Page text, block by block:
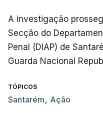
A investigação
Secção do
Penal (DIAP) de
Guarda Nacional
TÓPICOS
Santarém, Ação